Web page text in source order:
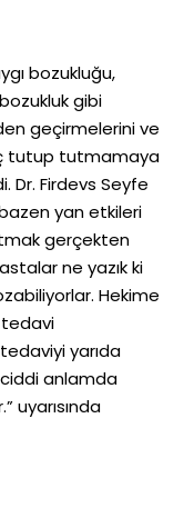
bozukluğu,
gibi
geçirmelerini ve
tutup tutmamaya
Dr. Firdevs Seyfe
bazen yan etkileri
gerçekten
ne yazık ki
Hekime
tedavi
tedaviyi yarıda
anlamda
uyarısında